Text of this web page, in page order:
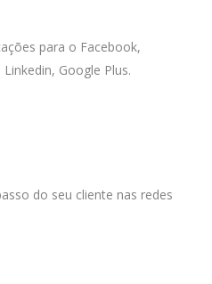
para o Facebook,
Google Plus.
do seu cliente nas redes